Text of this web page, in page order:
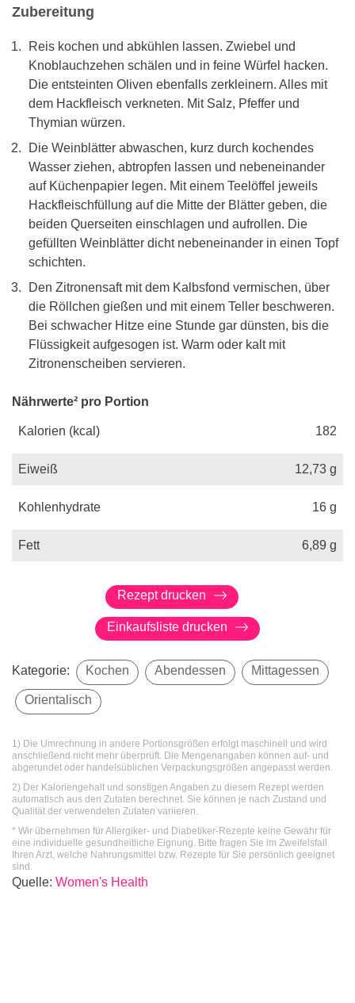
Zubereitung
Reis kochen und abkühlen lassen. Zwiebel und
Knoblauchzehen schälen und in feine Würfel hacken.
Die entsteinten Oliven ebenfalls zerkleinern. Alles mit
dem Hackfleisch verkneten. Mit Salz, Pfeffer und
Thymian würzen.
Die Weinblätter abwaschen, kurz durch kochendes
Wasser ziehen, abtropfen lassen und nebeneinander
auf Küchenpapier legen. Mit einem Teelöffel jeweils
Hackfleischfüllung auf die Mitte der Blätter geben, die
beiden Querseiten einschlagen und aufrollen. Die
gefüllten Weinblätter dicht nebeneinander in einen Topf
schichten.
Den Zitronensaft mit dem Kalbsfond vermischen, über
die Röllchen gießen und mit einem Teller beschweren.
Bei schwacher Hitze eine Stunde gar dünsten, bis die
Flüssigkeit aufgesogen ist. Warm oder kalt mit
Zitronenscheiben servieren.
Nährwerte² pro Portion
Kalorien (kcal) 182
Eiweiß 12,73 g
Kohlenhydrate 16 g
Fett 6,89 g
Rezept drucken
Einkaufsliste drucken
Kategorie: Kochen Abendessen Mittagessen
Orientalisch
1) Die Umrechnung in andere Portionsgrößen erfolgt maschinell und wird
anschließend nicht mehr überprüft. Die Mengenangaben können auf- und
abgerundet oder handelsüblichen Verpackungsgrößen angepasst werden.
2) Der Kaloriengehalt und sonstigen Angaben zu diesem Rezept werden
automatisch aus den Zutaten berechnet. Sie können je nach Zustand und
Qualität der verwendeten Zutaten variieren.
* Wir übernehmen für Allergiker- und Diabetiker-Rezepte keine Gewähr für
eine individuelle gesundheitliche Eignung. Bitte fragen Sie im Zweifelsfall
Ihren Arzt, welche Nahrungsmittel bzw. Rezepte für Sie persönlich geeignet
sind.
Quelle: Women's Health